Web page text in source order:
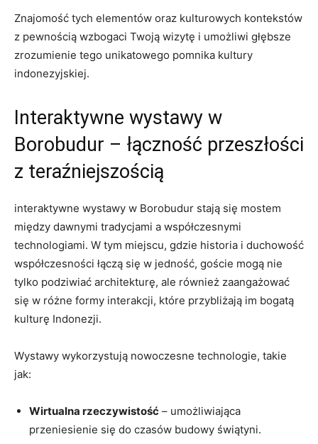
Znajomość tych elementów oraz kulturowych kontekstów
z pewnością wzbogaci Twoją wizytę i umożliwi głębsze
zrozumienie tego unikatowego pomnika kultury
indonezyjskiej.
Interaktywne wystawy w
Borobudur – łączność przeszłości
z teraźniejszością
interaktywne wystawy w Borobudur stają się mostem
między dawnymi tradycjami a współczesnymi
technologiami. W tym miejscu, gdzie historia i duchowość
współczesności łączą się w jedność, goście mogą nie
tylko podziwiać architekturę, ale również zaangażować
się w różne formy interakcji, które przybliżają im bogatą
kulturę Indonezji.
Wystawy wykorzystują nowoczesne technologie, takie
jak:
Wirtualna rzeczywistość – umożliwiająca
przeniesienie się do czasów budowy świątyni.